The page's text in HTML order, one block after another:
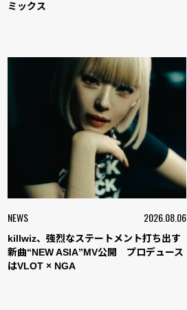
ミックス
NEWS 2026.08.06
killwiz、強烈なステートメント打ち出す
新曲“NEW ASIA”MV公開 プロデュース
はVLOT × NGA